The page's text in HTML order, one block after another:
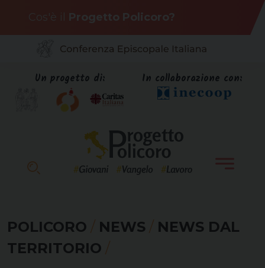
content
Cos'è il Progetto Policoro?
Un progetto di: In collaborazione con:
POLICORO / NEWS / NEWS DAL
TERRITORIO /